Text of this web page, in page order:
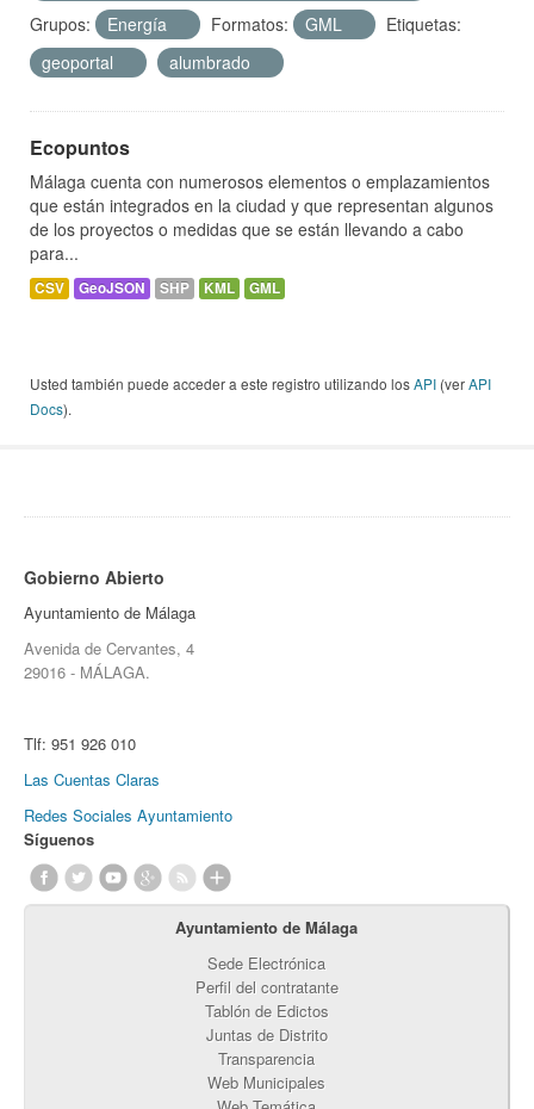
Grupos:
Energía Formatos: GML
Etiquetas:
geoportal
alumbrado
Ecopuntos
Málaga cuenta con numerosos elementos o emplazamientos
que están integrados en la ciudad y que representan algunos
de los proyectos o medidas que se están llevando a cabo
para...
CSV GeoJSON SHP KML GML
Usted también puede acceder a este registro utilizando losAPI (verAPI
Docs).
Gobierno Abierto
Ayuntamiento de Málaga
Avenida de Cervantes, 4
29016 - MÁLAGA.
Tlf: 951 926 010
Las Cuentas Claras
Redes Sociales Ayuntamiento
Síguenos
Ayuntamiento de Málaga
Sede Electrónica
Perfil del contratante
Tablón de Edictos
Juntas de Distrito
Transparencia
Web Municipales